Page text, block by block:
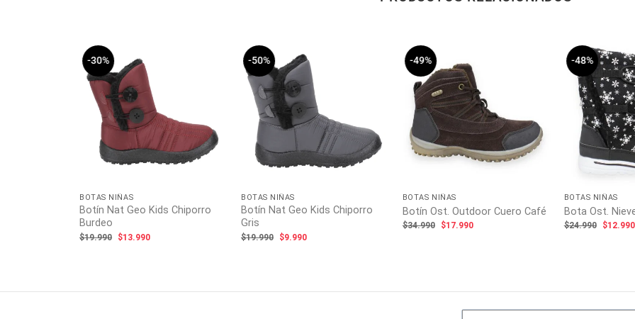
-30%
BOTAS NIÑAS
Botín Nat Geo Kids Chiporro
Burdeo
$19.990
El
$13.990El
-50%
BOTAS NIÑAS
Botín Nat Geo Kids Chiporro
Gris
$19.990
El
$9.990El
-49%
BOTAS NIÑAS
Botín Ost. Outdoor Cuero Café
$34.990
El
$17.990El
-48%
BOTAS NIÑAS
Bota Ost.
$24.990
El
$12.990